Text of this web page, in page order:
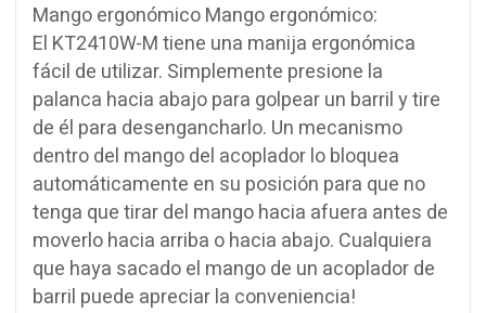
Mango ergonómico Mango ergonómico:
El KT2410W-M tiene una manija ergonómica
fácil de utilizar. Simplemente presione la
palanca hacia abajo para golpear un barril y tire
de él para desengancharlo. Un mecanismo
dentro del mango del acoplador lo bloquea
automáticamente en su posición para que no
tenga que tirar del mango hacia afuera antes de
moverlo hacia arriba o hacia abajo. Cualquiera
que haya sacado el mango de un acoplador de
barril puede apreciar la conveniencia!